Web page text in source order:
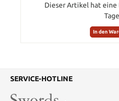
Dieser Artikel hat eine
In den
SERVICE-HOTLINE